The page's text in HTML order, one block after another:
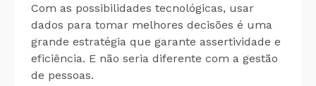
Com as possibilidades tecnológicas, usar
dados para tomar melhores decisões é uma
grande estratégia que garante assertividade e
eficiência. E não seria diferente com a gestão
de pessoas.